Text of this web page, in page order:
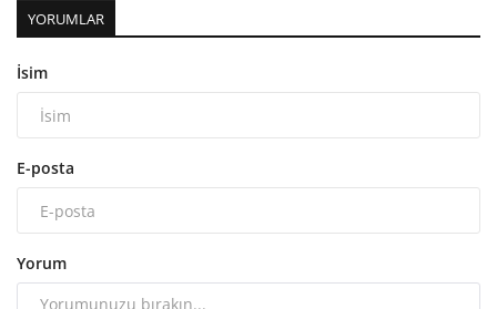
YORUMLAR
İsim
E-posta
Yorum